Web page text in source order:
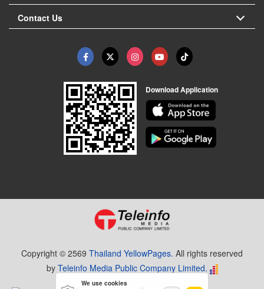
Contact Us
Download Application
Copyright © 2569 Thailand YellowPages. All rights reserved
by Teleinfo Media Public Company Limited.
We use cookies